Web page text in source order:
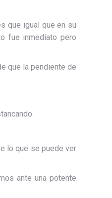
que igual que en su
fue inmediato pero
que la pendiente de
lo que se puede ver
ante una potente